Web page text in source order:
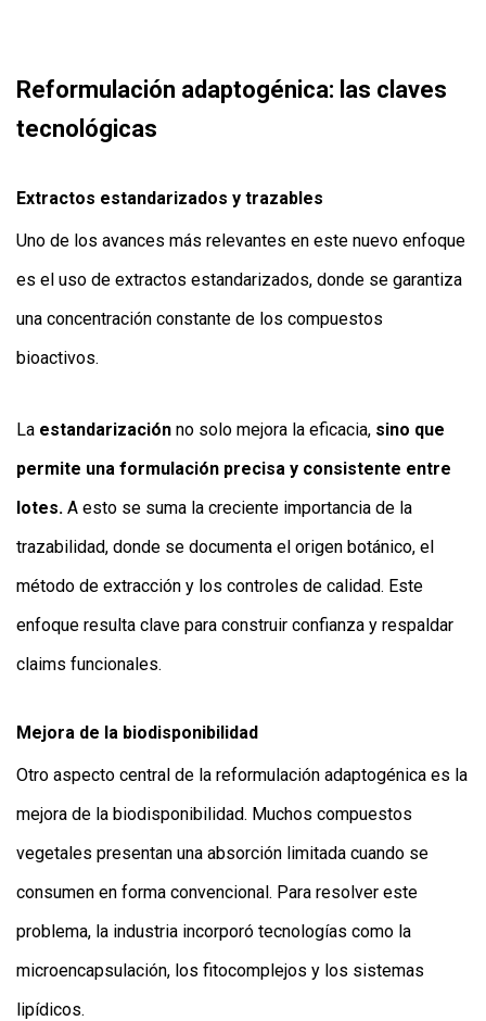
Reformulación adaptogénica: las claves
tecnológicas
Extractos estandarizados y trazables
Uno de los avances más relevantes en este nuevo enfoque
es el uso de extractos estandarizados, donde se garantiza
una concentración constante de los compuestos
bioactivos.
La estandarización no solo mejora la eficacia, sino que
permite una formulación precisa y consistente entre
lotes. A esto se suma la creciente importancia de la
trazabilidad, donde se documenta el origen botánico, el
método de extracción y los controles de calidad. Este
enfoque resulta clave para construir confianza y respaldar
claims funcionales.
Mejora de la biodisponibilidad
Otro aspecto central de la reformulación adaptogénica es la
mejora de la biodisponibilidad. Muchos compuestos
vegetales presentan una absorción limitada cuando se
consumen en forma convencional. Para resolver este
problema, la industria incorporó tecnologías como la
microencapsulación, los fitocomplejos y los sistemas
lipídicos.